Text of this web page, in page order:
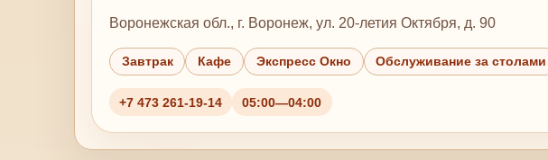
Воронежская обл., г. Воронеж, ул. 20-летия Октября, д. 90
Завтрак Кафе Экспресс Окно Обслуживание за столами
+7 473 261-19-14 05:00—04:00